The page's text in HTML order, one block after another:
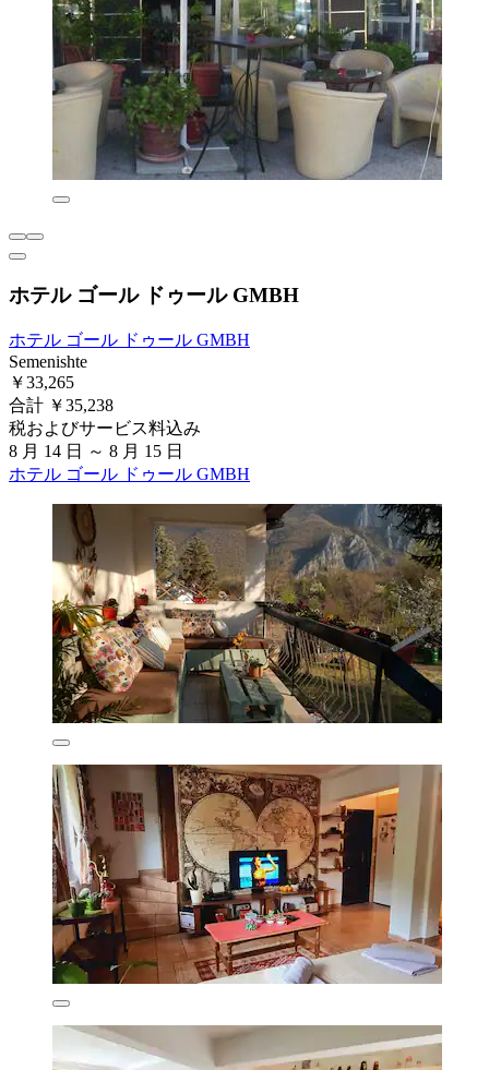
ホテル ゴール ドゥール GMBH
ホテル ゴール ドゥール GMBH
Semenishte
￥33,265
合計 ￥35,238
税およびサービス料込み
8 月 14 日 ～ 8 月 15 日
ホテル ゴール ドゥール GMBH